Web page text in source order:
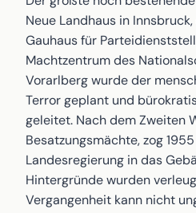
Neue Landhaus in
Gauhaus für
Machtzentrum des
Vorarlberg wurde der
Terror geplant und
geleitet. Nach dem Zweiten
Besatzungsmächte, zog
Landesregierung in das
Hintergründe wurden
Vergangenheit kann nicht